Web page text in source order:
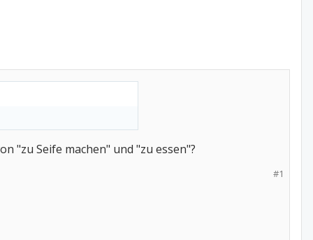
"zu Seife machen" und "zu essen"?
#1